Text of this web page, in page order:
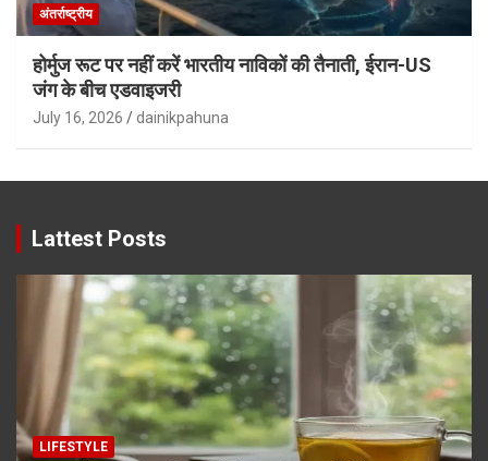
अंतर्राष्ट्रीय
होर्मुज रूट पर नहीं करें भारतीय नाविकों की तैनाती, ईरान-US
जंग के बीच एडवाइजरी
July 16, 2026 dainikpahuna
Lattest Posts
LIFESTYLE